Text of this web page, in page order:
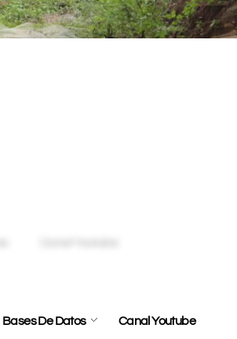
el
Bases De Datos Canal Youtube